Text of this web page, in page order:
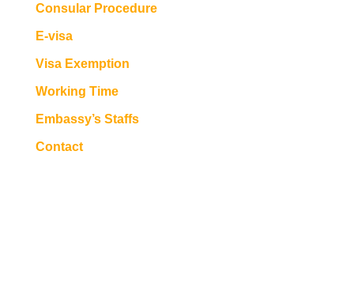
Consular Procedure
E-visa
Visa Exemption
Working Time
Embassy’s Staffs
Contact